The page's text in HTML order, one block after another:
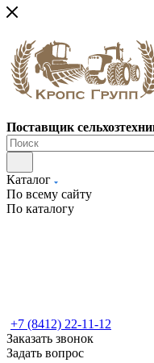
Поставщик
Каталог
По всему сайту
По каталогу
+7 (8412) 22-11-12
Заказать звонок
Задать вопрос